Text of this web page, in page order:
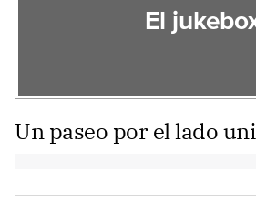
El
Un paseo por el lado